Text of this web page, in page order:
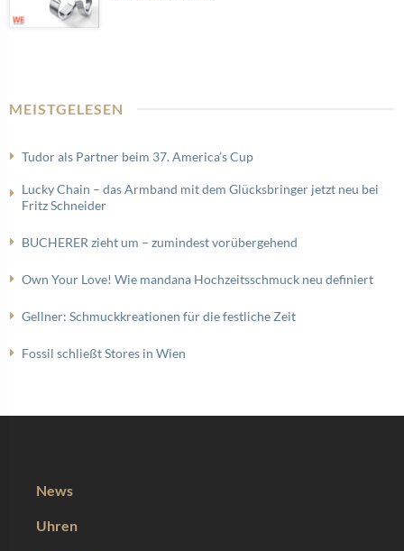
MEISTGELESEN
Tudor als Partner beim 37. America’s Cup
Lucky Chain – das Armband mit dem Glücksbringer jetzt neu bei
Fritz Schneider
BUCHERER zieht um – zumindest vorübergehend
Own Your Love! Wie mandana Hochzeitsschmuck neu definiert
Gellner: Schmuckkreationen für die festliche Zeit
Fossil schließt Stores in Wien
News
Uhren